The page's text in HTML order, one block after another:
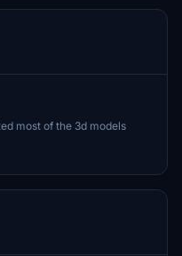
most of the 3d models